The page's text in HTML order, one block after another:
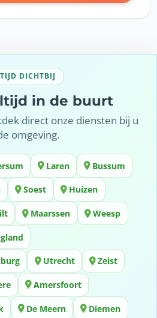
DICHTBIJ
in de buurt
direct onze diensten bij u
omgeving.
Laren Bussum
Soest Huizen
Maarssen Weesp
Utrecht Zeist
Amersfoort
De Meern Diemen